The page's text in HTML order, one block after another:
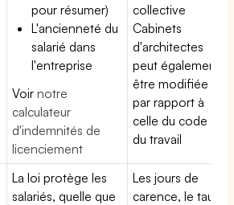
pour résumer)
L'ancienneté du
salarié dans
l'entreprise
Voirnotre
calculateur
d'indemnités de
licenciement
collective
Cabinets
d'architectes
peut également
être modifiée
par rapport à
celle du code
du travail
La loi protège les
salariés, quelle que
Les jours de
carence, le taux